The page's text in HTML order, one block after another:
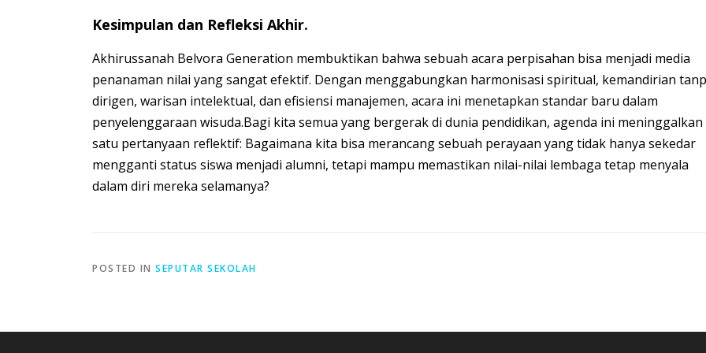
Kesimpulan dan Refleksi Akhir.
Akhirussanah Belvora Generation membuktikan bahwa sebuah acara perpisahan bisa menjadi media
penanaman nilai yang sangat efektif. Dengan menggabungkan harmonisasi spiritual, kemandirian
dirigen, warisan intelektual, dan efisiensi manajemen, acara ini menetapkan standar baru dalam
penyelenggaraan wisuda.Bagi kita semua yang bergerak di dunia pendidikan, agenda ini meninggalkan
satu pertanyaan reflektif: Bagaimana kita bisa merancang sebuah perayaan yang tidak hanya sekedar
mengganti status siswa menjadi alumni, tetapi mampu memastikan nilai-nilai lembaga tetap menyala
dalam diri mereka selamanya?
POSTED IN SEPUTAR SEKOLAH